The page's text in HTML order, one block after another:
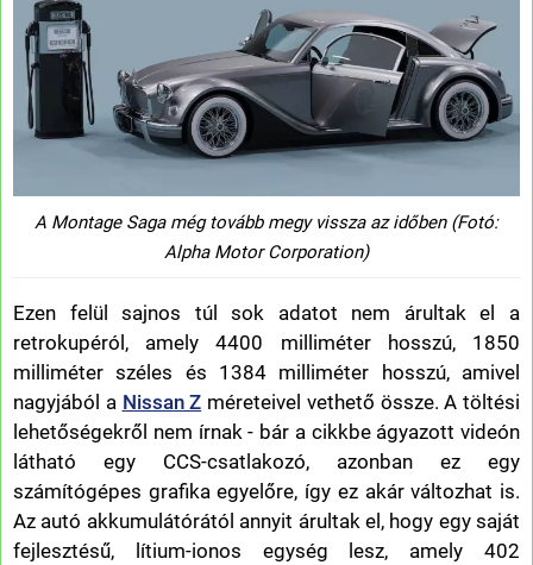
A Montage Saga még tovább megy vissza az időben (Fotó:
Alpha Motor Corporation)
Ezen felül sajnos túl sok adatot nem árultak el a
retrokupéról, amely 4400 milliméter hosszú, 1850
milliméter széles és 1384 milliméter hosszú, amivel
nagyjából a Nissan Z méreteivel vethető össze. A töltési
lehetőségekről nem írnak - bár a cikkbe ágyazott videón
látható egy CCS-csatlakozó, azonban ez egy
számítógépes grafika egyelőre, így ez akár változhat is.
Az autó akkumulátórától annyit árultak el, hogy egy saját
fejlesztésű, lítium-ionos egység lesz, amely 402